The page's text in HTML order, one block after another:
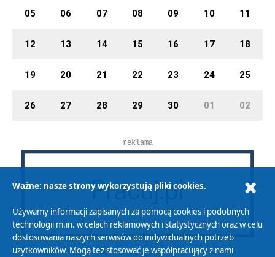
05 06 07 08 09 10 11
12 13 14 15 16 17 18
19 20 21 22 23 24 25
26 27 28 29 30 01 02
reklama
Ważne: nasze strony wykorzystują pliki cookies.
Używamy informacji zapisanych za pomocą cookies i podobnych
technologii m.in. w celach reklamowych i statystycznych oraz w celu
dostosowania naszych serwisów do indywidualnych potrzeb
użytkowników. Mogą też stosować je współpracujący z nami